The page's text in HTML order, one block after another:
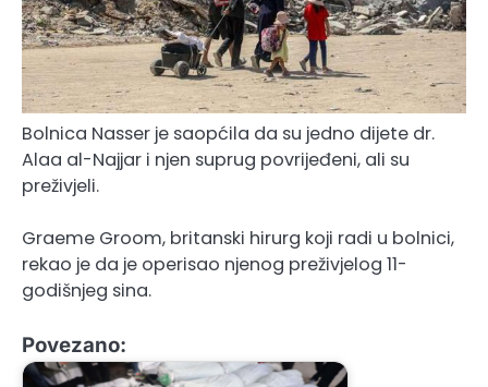
Bolnica Nasser je saopćila da su jedno dijete dr.
Alaa al-Najjar i njen suprug povrijeđeni, ali su
preživjeli.
Graeme Groom, britanski hirurg koji radi u bolnici,
rekao je da je operisao njenog preživjelog 11-
godišnjeg sina.
Povezano: